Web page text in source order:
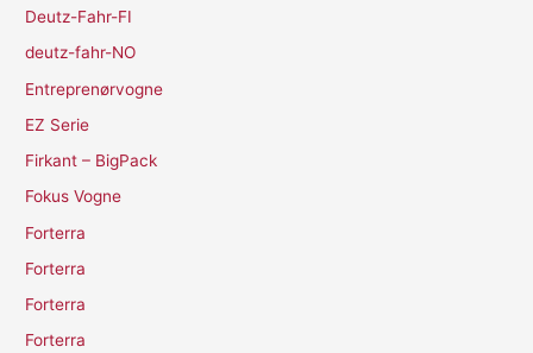
Deutz-Fahr-FI
deutz-fahr-NO
Entreprenørvogne
EZ Serie
Firkant – BigPack
Fokus Vogne
Forterra
Forterra
Forterra
Forterra